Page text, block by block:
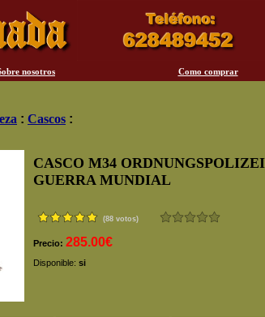
nosotros Como comprar
: Cascos :
CASCO M34
GUERRA MUNDIAL
(88 votos)
Precio: 285.00€
Disponible: si